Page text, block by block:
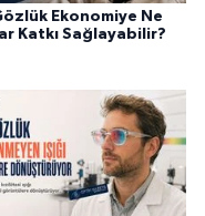
Ekonomiye Ne
Katkı Sağlayabilir?